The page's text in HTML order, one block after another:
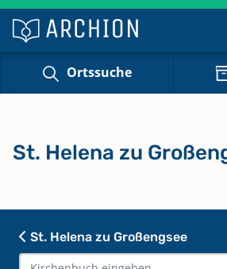
Ortssuche
St. Helena zu Großengsee
St. Helena zu